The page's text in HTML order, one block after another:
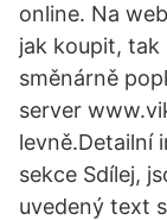
online. Na
jak koupit,
směnárně
server
levně.Detailní
sekce Sdílej,
uvedený text